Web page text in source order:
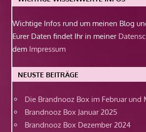
Wichtige Infos rund um meinen Blog
Eurer Daten findet Ihr in meiner
dem Impressum
NEUSTE BEITRÄGE
Die Brandnooz Box im Februar und
Brandnooz Box Januar 2025
Brandnooz Box Dezember 2024